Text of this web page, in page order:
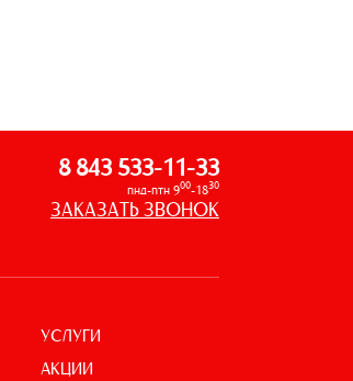
8 843 533-11-33
пнд-птн 900-1830
ЗАКАЗАТЬ ЗВОНОК
УСЛУГИ
АКЦИИ